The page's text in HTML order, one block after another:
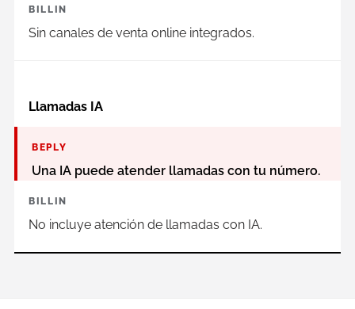
BILLIN
Sin canales de venta online integrados.
Llamadas IA
BEPLY
Una IA puede atender llamadas con tu número.
BILLIN
No incluye atención de llamadas con IA.